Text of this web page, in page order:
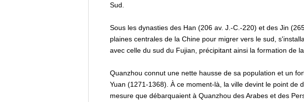
Sud.
Sous les dynasties des Han (206 av. J.-C.-220) et des Jin
plaines centrales de la Chine pour migrer vers le sud,
avec celle du sud du Fujian, précipitant ainsi la formation de
Quanzhou connut une nette hausse de sa population et un
Yuan (1271-1368). À ce moment-là, la ville devint le point
mesure que débarquaient à Quanzhou des Arabes et des